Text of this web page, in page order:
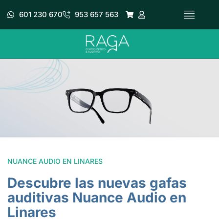
contenido
601 230 670 953 657 563
NUANCE AUDIO EN LINARES
Descubre las nuevas gafas
auditivas Nuance Audio en
Linares